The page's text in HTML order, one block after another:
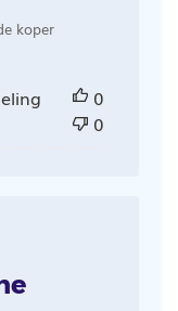
koper
0
0